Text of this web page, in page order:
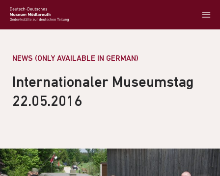
NEWS (ONLY AVAILABLE IN GERMAN)
Internationaler Museumstag
22.05.2016